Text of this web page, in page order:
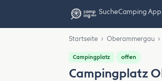
SucheCamping
Startseite › Oberammergau ›
Campingplatz offen
Campingplatz